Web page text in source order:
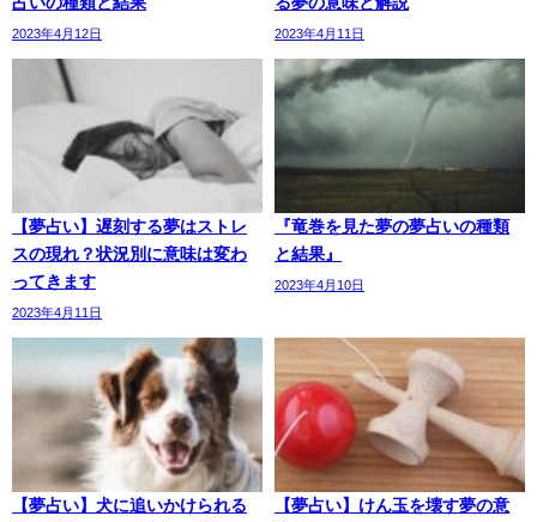
2023年4月12日 2023年4月11日
【夢占い】遅刻する夢はストレ
スの現れ？状況別に意味は変わ
ってきます
2023年4月11日
『竜巻を見た夢の夢占いの種類
と結果』
2023年4月10日
【夢占い】犬に追いかけられる
【夢占い】けん玉を壊す夢の意